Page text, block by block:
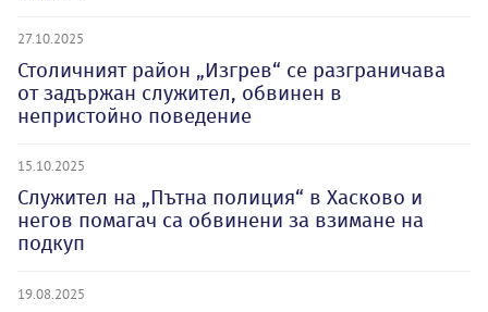
27.10.2025
Столичният район „Изгрев“ се разграничава
от задържан служител, обвинен в
непристойно поведение
15.10.2025
Служител на „Пътна полиция“ в Хасково и
негов помагач са обвинени за взимане на
подкуп
19.08.2025